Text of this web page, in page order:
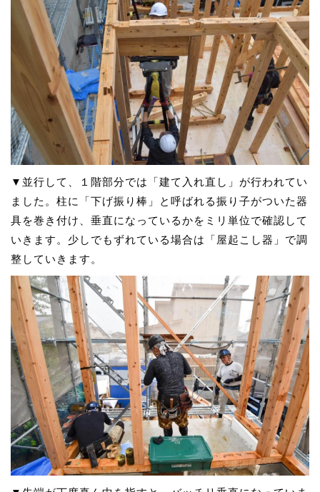
▼並行して、１階部分では「建て入れ直し」が行われてい
ました。柱に「下げ振り棒」と呼ばれる振り子がついた器
具を巻き付け、垂直になっているかをミリ単位で確認して
いきます。少しでもずれている場合は「屋起こし器」で調
整していきます。